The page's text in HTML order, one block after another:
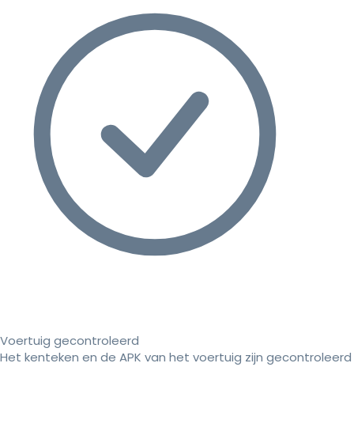
Voertuig gecontroleerd
Het kenteken en de APK van het voertuig zijn gecontroleerd